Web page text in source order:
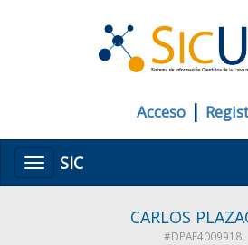
Acceso |
MenúSIC
CARLOS
#DPAF4009918